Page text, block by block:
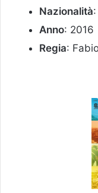
Nazionalità
Anno: 2016
Regia: